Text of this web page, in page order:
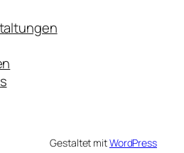
Gestaltet mitWordPress